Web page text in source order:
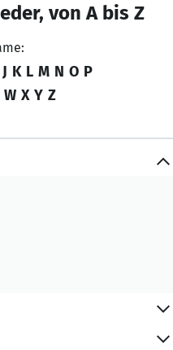
von A bis Z
J K L M N O P
W X Y Z